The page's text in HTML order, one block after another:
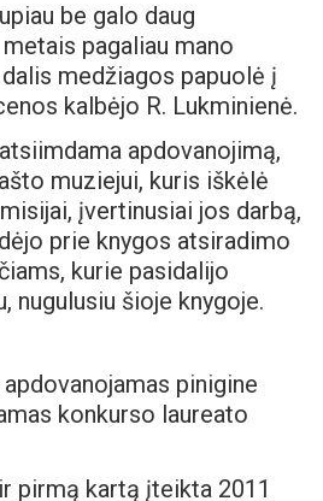
be galo daug
pagaliau mano
medžiagos papuolė į
kalbėjo R. Lukminienė.
apdovanojimą,
muziejui, kuris iškėlė
įvertinusiai jos darbą,
prie knygos atsiradimo
kurie pasidalijo
nugulusiu šioje knygoje.
pinigine
konkurso laureato
pirmą kartą įteikta 2011